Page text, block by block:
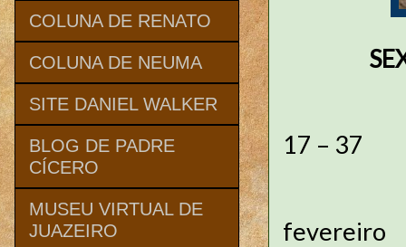
SEXTO
17 – 37
fevereiro
COLUNA DE RENATO
COLUNA DE NEUMA
SITE DANIEL WALKER
BLOG DE PADRE
CÍCERO
MUSEU VIRTUAL DE
JUAZEIRO